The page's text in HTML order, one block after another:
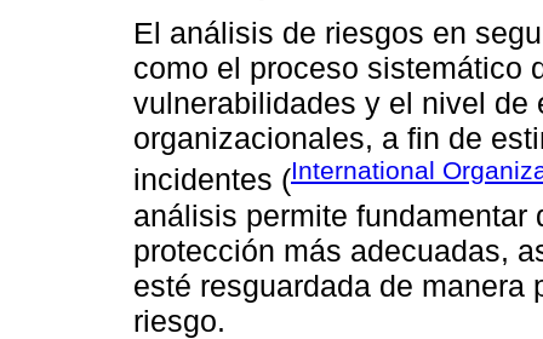
El análisis de riesgos en
como el proceso sistemático
vulnerabilidades y el nivel
organizacionales, a fin de
incidentes (International
análisis permite
protección más adecuadas,
esté resguardada de manera
riesgo.